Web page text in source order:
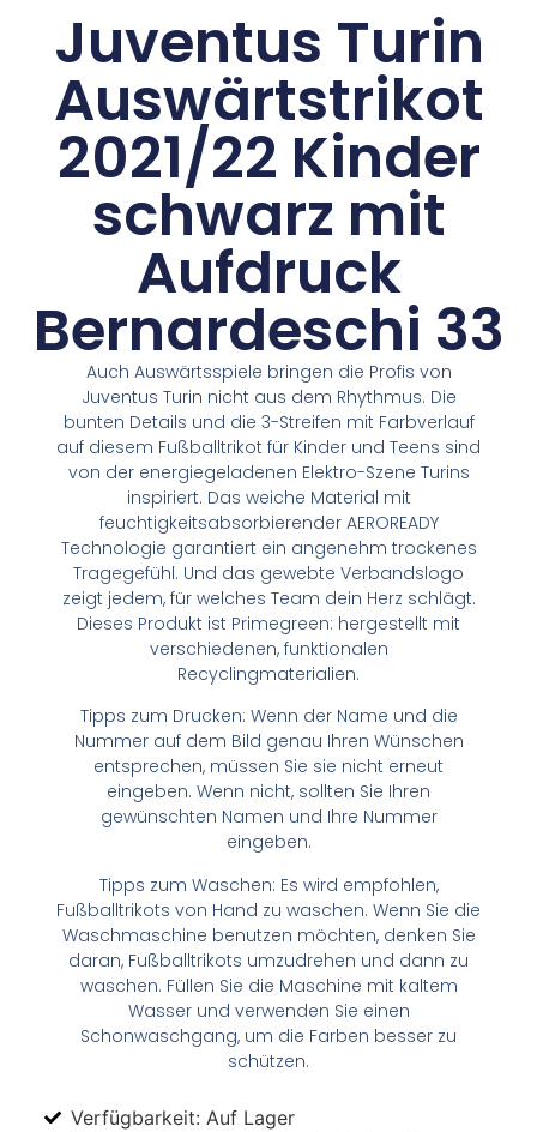
Juventus Turin
Auswärtstrikot
2021/22 Kinder
schwarz mit
Aufdruck
Bernardeschi 33
Auch Auswärtsspiele bringen die Profis von
Juventus Turin nicht aus dem Rhythmus. Die
bunten Details und die 3-Streifen mit Farbverlauf
auf diesem Fußballtrikot für Kinder und Teens sind
von der energiegeladenen Elektro-Szene Turins
inspiriert. Das weiche Material mit
feuchtigkeitsabsorbierender AEROREADY
Technologie garantiert ein angenehm trockenes
Tragegefühl. Und das gewebte Verbandslogo
zeigt jedem, für welches Team dein Herz schlägt.
Dieses Produkt ist Primegreen: hergestellt mit
verschiedenen, funktionalen
Recyclingmaterialien.
Tipps zum Drucken: Wenn der Name und die
Nummer auf dem Bild genau Ihren Wünschen
entsprechen, müssen Sie sie nicht erneut
eingeben. Wenn nicht, sollten Sie Ihren
gewünschten Namen und Ihre Nummer
eingeben.
Tipps zum Waschen: Es wird empfohlen,
Fußballtrikots von Hand zu waschen. Wenn Sie die
Waschmaschine benutzen möchten, denken Sie
daran, Fußballtrikots umzudrehen und dann zu
waschen. Füllen Sie die Maschine mit kaltem
Wasser und verwenden Sie einen
Schonwaschgang, um die Farben besser zu
schützen.
Verfügbarkeit: Auf Lager